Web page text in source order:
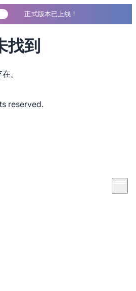
正式版本已上线！
找到
。
reserved.